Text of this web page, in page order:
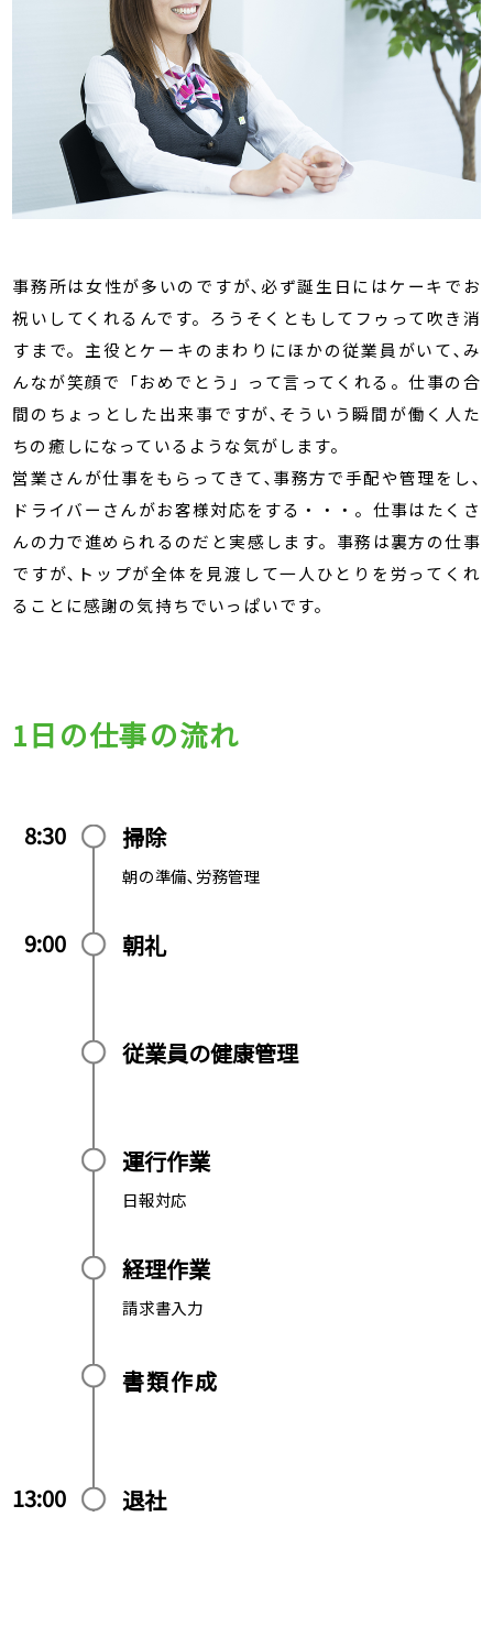
事務所は女性が多いのですが､必ず誕生日にはケーキでお
祝いしてくれるんです。ろうそくともしてフゥって吹き消
すまで。主役とケーキのまわりにほかの従業員がいて､み
んなが笑顔で「おめでとう」って言ってくれる。仕事の合
間のちょっとした出来事ですが､そういう瞬間が働く人た
ちの癒しになっているような気がします。
営業さんが仕事をもらってきて､事務方で手配や管理をし､
ドライバーさんがお客様対応をする・・・。仕事はたくさ
んの力で進められるのだと実感します。事務は裏方の仕事
ですが､トップが全体を見渡して一人ひとりを労ってくれ
ることに感謝の気持ちでいっぱいです。
1日の仕事の流れ
8:30 掃除
朝の準備､労務管理
9:00 朝礼
従業員の健康管理
運行作業
日報対応
経理作業
請求書入力
書類作成
13:00 退社